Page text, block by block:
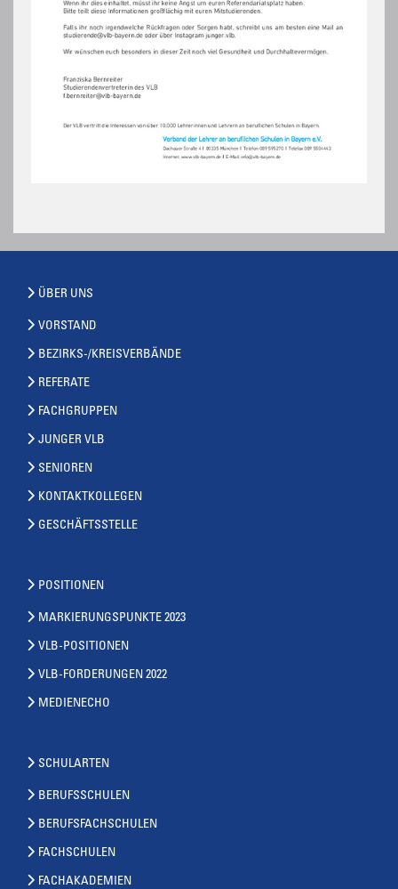
ÜBER UNS
VORSTAND
BEZIRKS-/KREISVERBÄNDE
REFERATE
FACHGRUPPEN
JUNGER VLB
SENIOREN
KONTAKTKOLLEGEN
GESCHÄFTSSTELLE
POSITIONEN
MARKIERUNGSPUNKTE 2023
VLB-POSITIONEN
VLB-FORDERUNGEN 2022
MEDIENECHO
SCHULARTEN
BERUFSSCHULEN
BERUFSFACHSCHULEN
FACHSCHULEN
FACHAKADEMIEN